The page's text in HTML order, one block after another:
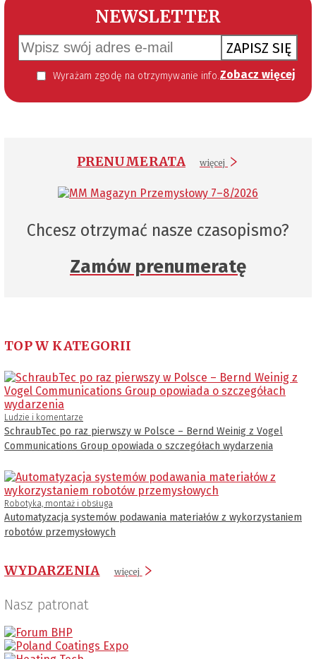
NEWSLETTER
ZAPISZ SIĘ
Wyrażam zgodę na otrzymywanie informacji handlowej kierowanej do mnie za pomocą środków komunikacji elektronicznej w szczególności poczty elektronicznej zgodnie z przepisem art. 10 ust 2 ustawy z dnia 18 lipca 2002 roku o świadczeniu usług drogą elektroniczną (Dz. U. 144 z 2002 r. poz. 1204). Zgoda jest dobrowolna, jednak jej wyrażenie jest konieczne, aby otrzymywać newsletter. Zobacz więcej
PRENUMERATA więcej
Chcesz otrzymać nasze czasopismo?
Zamów prenumeratę
TOP W KATEGORII
Ludzie i komentarze
SchraubTec po raz pierwszy w Polsce – Bernd Weinig z Vogel
Communications Group opowiada o szczegółach wydarzenia
Robotyka, montaż i obsługa
Automatyzacja systemów podawania materiałów z wykorzystaniem
robotów przemysłowych
WYDARZENIA więcej
Nasz patronat